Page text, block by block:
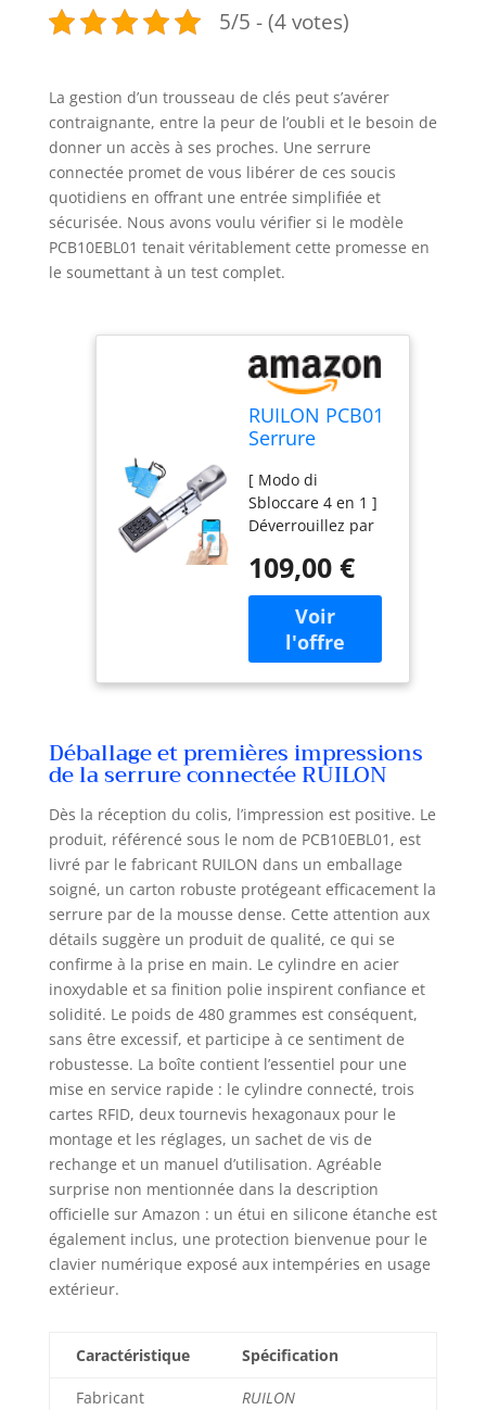
5/5 - (4 votes)
La gestion d’un trousseau de clés peut s’avérer
contraignante, entre la peur de l’oubli et le besoin de
donner un accès à ses proches. Une serrure
connectée promet de vous libérer de ces soucis
quotidiens en offrant une entrée simplifiée et
sécurisée. Nous avons voulu vérifier si le modèle
PCB10EBL01 tenait véritablement cette promesse en
le soumettant à un test complet.
RUILON PCB01
Serrure
code 40x30 -
Cylindre
electronique
[ Modo di
Sbloccare 4 en 1 ]
Déverrouillez par
carte RFID, une
application ou une
télécommande
avec la wifebox
(achat
supplémentaire).
même sans clé.
Idéal pour les
bureaux, la
maison, l'hôtel, etc
[ Jusqu'à 20 cartes
RFID autorisées (3
sont incluses dans
l'emballage) ] - En
cas de perte d'une
carte RFID,
l'autorisation de
correspondante
peut être
supprimée via
l'APP [Mot de
passe à long terme
et mot de passe
temporaire] La
intelligente prend
en charge 10 mots
de passe, dont 1
mot de passe
de plus de mots de
passe à long terme
et de mots de
109,00 €
Déballage et premières impressions
de la serrure connectée RUILON
Dès la réception du colis, l’impression est positive. Le
produit, référencé sous le nom de PCB10EBL01, est
livré par le fabricant RUILON dans un emballage
soigné, un carton robuste protégeant efficacement la
serrure par de la mousse dense. Cette attention aux
détails suggère un produit de qualité, ce qui se
confirme à la prise en main. Le cylindre en acier
inoxydable et sa finition polie inspirent confiance et
solidité. Le poids de 480 grammes est conséquent,
sans être excessif, et participe à ce sentiment de
robustesse. La boîte contient l’essentiel pour une
mise en service rapide : le cylindre connecté, trois
cartes RFID, deux tournevis hexagonaux pour le
montage et les réglages, un sachet de vis de
rechange et un manuel d’utilisation. Agréable
surprise non mentionnée dans la description
officielle sur Amazon : un étui en silicone étanche est
également inclus, une protection bienvenue pour le
clavier numérique exposé aux intempéries en usage
extérieur.
Caractéristique Spécification
Fabricant
RUILON